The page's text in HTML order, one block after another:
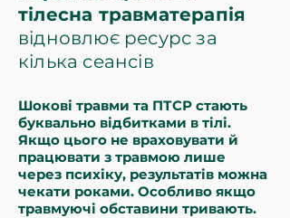
тілесна травматерапія
відновлює ресурс за
кілька сеансів
Шокові травми та ПТСР стають
буквально відбитками в тілі.
Якщо цього не враховувати й
працювати з травмою лише
через психіку, результатів можна
чекати роками. Особливо якщо
травмуючі обставини тривають.